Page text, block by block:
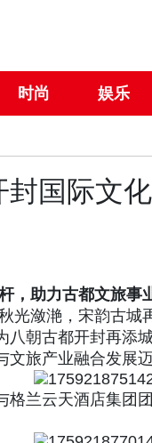
时尚 娱乐
国际文
，助力古都文旅事
光潋滟，宋韵古
八朝古都开封再添
文旅产业融合发展
格兰云天酒店集团